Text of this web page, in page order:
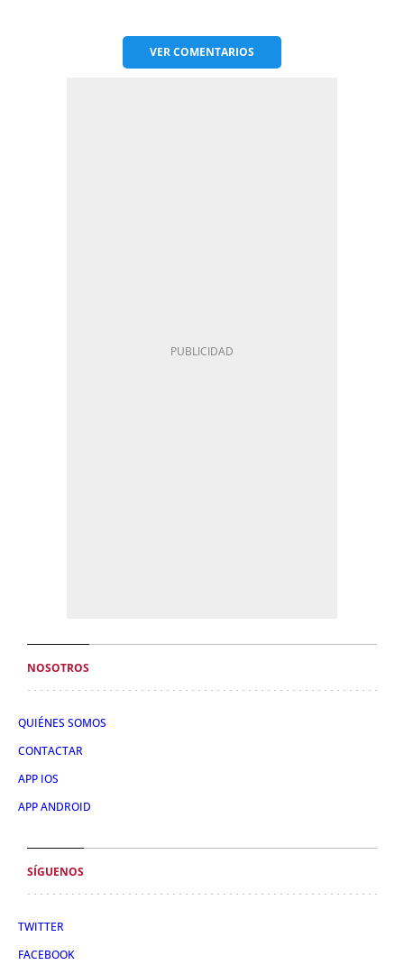
VERCOMENTARIOS
NOSOTROS
QUIÉNES SOMOS
CONTACTAR
APP IOS
APP ANDROID
SÍGUENOS
TWITTER
FACEBOOK